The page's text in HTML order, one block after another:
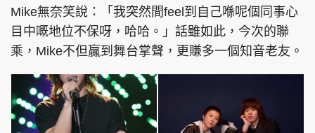
Copyright © 東周網 版權所有 . 不得轉載
Mike無奈笑說：「我突然間feel到自己喺呢個同事心
目中嘅地位不保呀，哈哈。」話雖如此，今次的聯
乘，Mike不但贏到舞台掌聲，更賺多一個知音老友。